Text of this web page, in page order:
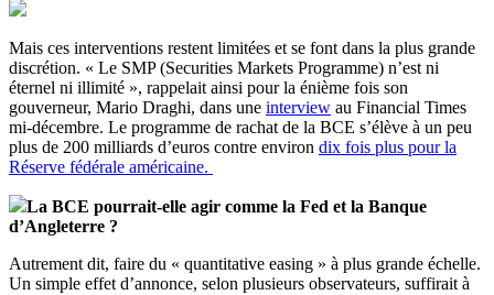
Mais ces interventions restent limitées et se font dans la plus grande
discrétion. « Le SMP (Securities Markets Programme) n’est ni
éternel ni illimité », rappelait ainsi pour la énième fois son
gouverneur, Mario Draghi, dans une interview au Financial Times
mi-décembre. Le programme de rachat de la BCE s’élève à un peu
plus de 200 milliards d’euros contre environ dix fois plus pour la
Réserve fédérale américaine.
La BCE pourrait-elle agir comme la Fed et la Banque
d’Angleterre ?
Autrement dit, faire du « quantitative easing » à plus grande échelle.
Un simple effet d’annonce, selon plusieurs observateurs, suffirait à